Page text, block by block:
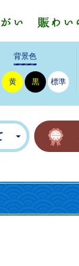
背景色
黄 黒 標準